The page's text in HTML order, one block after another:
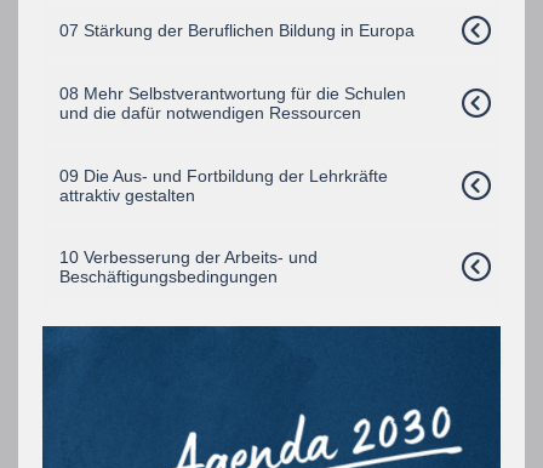
07 Stärkung der Beruflichen Bildung in Europa
08 Mehr Selbstverantwortung für die Schulen
und die dafür notwendigen Ressourcen
09 Die Aus- und Fortbildung der Lehrkräfte
attraktiv gestalten
10 Verbesserung der Arbeits- und
Beschäftigungsbedingungen